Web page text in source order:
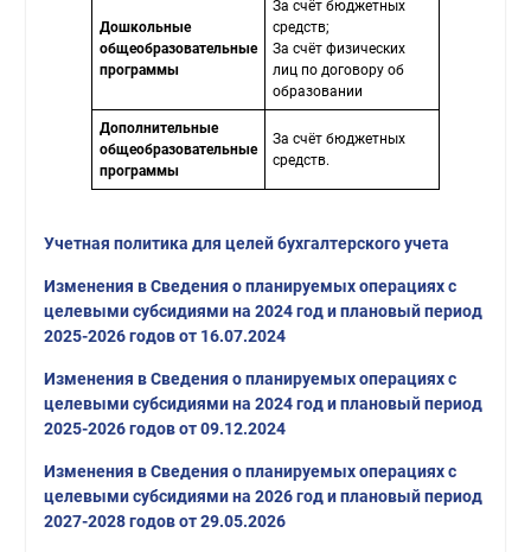
Дошкольные
общеобразовательные
программы
За счёт бюджетных
средств;
За счёт физических
лиц по договору об
образовании
Дополнительные
общеобразовательные
программы
За счёт бюджетных
средств.
Учетная политика для целей бухгалтерского учета
Изменения в Сведения о планируемых операциях с
целевыми субсидиями на 2024 год и плановый период
2025-2026 годов от 16.07.2024
Изменения в Сведения о планируемых операциях с
целевыми субсидиями на 2024 год и плановый период
2025-2026 годов от 09.12.2024
Изменения в Сведения о планируемых операциях с
целевыми субсидиями на 2026 год и плановый период
2027-2028 годов от 29.05.2026